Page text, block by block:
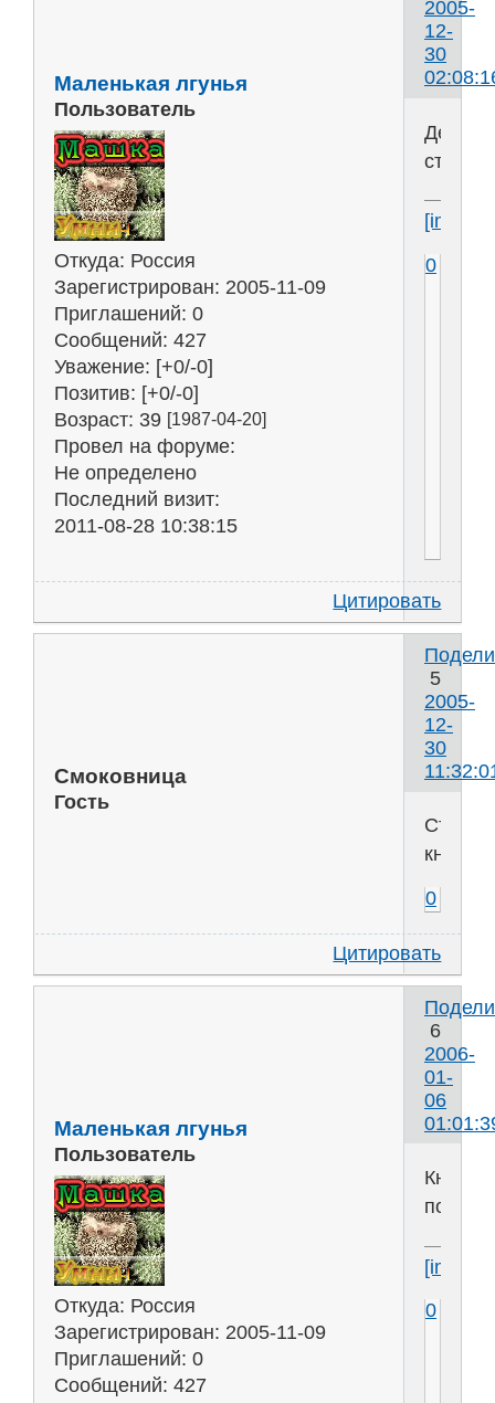
2005-
12-
30
Маленькая лгунья
Пользователь
Откуда: Россия
Зарегистрирован: 2005-11-09
Приглашений: 0
Сообщений: 427
Уважение: [+0/-0]
Позитив: [+0/-0]
Возраст: 39 [1987-04-20]
Провел на форуме:
Не определено
Последний визит:
2011-08-28 10:38:15
стекло
0
Цитировать
5
2005-
12-
30
Смоковница
Гость
книга
0
Цитировать
6
2006-
01-
06
Маленькая лгунья
Пользователь
Откуда: Россия
Зарегистрирован: 2005-11-09
Приглашений: 0
Сообщений: 427
полка
0